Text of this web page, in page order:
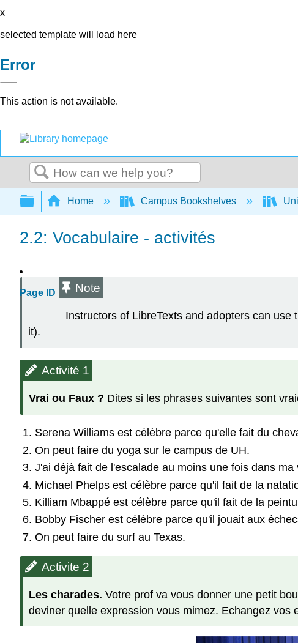
x
selected template will load here
Error
This action is not available.
Search
Expand/collapse global hierarchy
Home Campus Bookshelves
2.2: Vocabulaire - activités
Page ID Note
Instructors of LibreTexts and adopters can use
it).
Activité 1
Vrai ou Faux ? Dites si les phrases suivantes sont
Serena Williams est célèbre parce qu'elle fait du
On peut faire du yoga sur le campus de UH.
J'ai déjà fait de l'escalade au moins une fois dans ma
Michael Phelps est célèbre parce qu'il fait de la
Killiam Mbappé est célèbre parce qu'il fait de la
Bobby Fischer est célèbre parce qu'il jouait aux
On peut faire du surf au Texas.
Activite 2
Les charades. Votre prof va vous donner une petit
deviner quelle expression vous mimez. Echangez